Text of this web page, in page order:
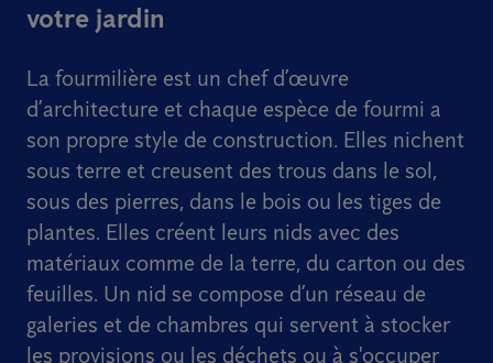
votre jardin
La fourmilière est un chef d’œuvre
d’architecture et chaque espèce de fourmi a
son propre style de construction. Elles nichent
sous terre et creusent des trous dans le sol,
sous des pierres, dans le bois ou les tiges de
plantes. Elles créent leurs nids avec des
matériaux comme de la terre, du carton ou des
feuilles. Un nid se compose d’un réseau de
galeries et de chambres qui servent à stocker
les provisions ou les déchets ou à s'occuper